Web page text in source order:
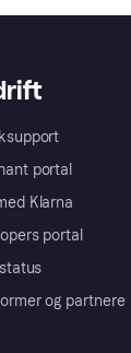
portal
Klarna
portal
og partnere